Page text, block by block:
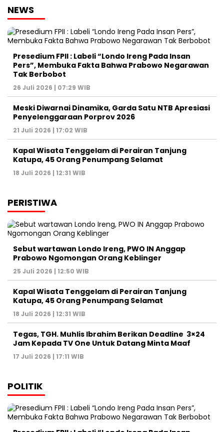
NEWS
Presedium FPII : Labeli “Londo Ireng Pada Insan
Pers”, Membuka Fakta Bahwa Prabowo Negarawan
Tak Berbobot
26 Juli 2026 | 07:29 WIB
Meski Diwarnai Dinamika, Garda Satu NTB Apresiasi
Penyelenggaraan Porprov 2026 ‎
21 Juli 2026 | 17:02 WIB
Kapal Wisata Tenggelam di Perairan Tanjung
Katupa, 45 Orang Penumpang Selamat
18 Juli 2026 | 12:31 WIB
PERISTIWA
Sebut wartawan Londo Ireng, PWO IN Anggap
Prabowo Ngomongan Orang Keblinger
25 Juli 2026 | 12:50 WIB
Kapal Wisata Tenggelam di Perairan Tanjung
Katupa, 45 Orang Penumpang Selamat
18 Juli 2026 | 12:31 WIB
Tegas, TGH. Muhlis Ibrahim Berikan Deadline 3×24
Jam Kepada TV One Untuk Datang Minta Maaf
17 Juli 2026 | 17:11 WIB
POLITIK